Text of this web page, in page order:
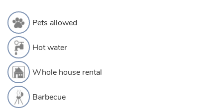
Pets allowed
Hot water
Whole house rental
Barbecue